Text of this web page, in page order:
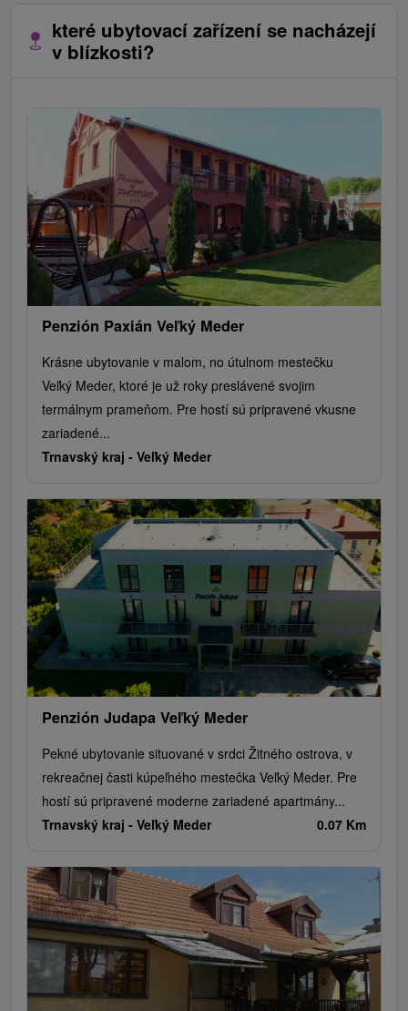
které ubytovací zařízení se nacházejí
v blízkosti?
Penzión Paxián Veľký Meder
Krásne ubytovanie v malom, no útulnom mestečku
Veľký Meder, ktoré je už roky preslávené svojim
termálnym prameňom. Pre hostí sú pripravené vkusne
zariadené...
Trnavský kraj - Veľký Meder
Penzión Judapa Veľký Meder
Pekné ubytovanie situované v srdci Žitného ostrova, v
rekreačnej časti kúpeľného mestečka Veľký Meder. Pre
hostí sú pripravené moderne zariadené apartmány...
Trnavský kraj - Veľký Meder 0.07 Km